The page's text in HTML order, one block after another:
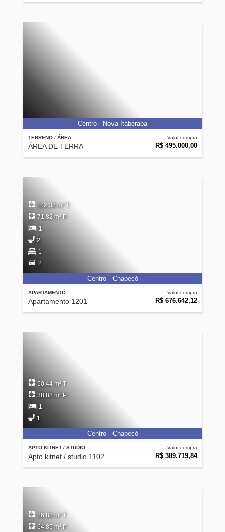
TERRENO / ÁREA
ÁREA DE TERRA
Valor compra
R$ 495.000,00
Centro - Nova Itaberaba
APARTAMENTO
Apartamento 1201
Valor compra
R$ 676.642,12
112,38 m² T
71,82 m² P
1
2
1
2
Centro - Chapecó
APTO KITNET / STUDIO
Apto kitnet / studio 1102
Valor compra
R$ 389.719,84
50,44 m² T
38,88 m² P
1
1
Centro - Chapecó
86,88 m² T
64,85 m² P